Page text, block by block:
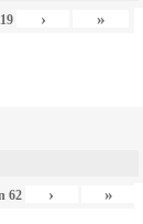
› »
62 › »